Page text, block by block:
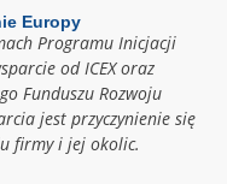
Europy
Programu Inicjacji
od ICEX oraz
Funduszu Rozwoju
jest przyczynienie się
firmy i jej okolic.